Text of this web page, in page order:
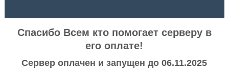
Спасибо Всем кто помогает серверу в
его оплате!
Сервер оплачен и запущен до 06.11.2025